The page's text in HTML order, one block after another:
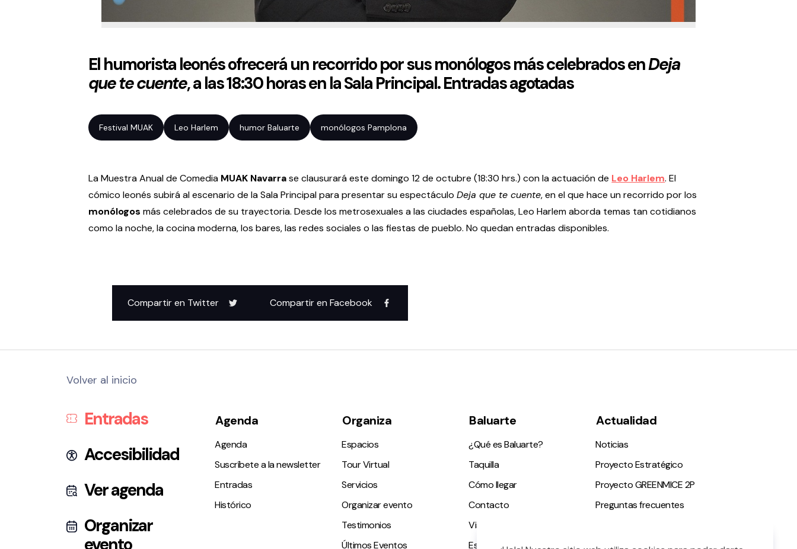
El humorista leonés ofrecerá un recorrido por sus monólogos más celebrados enDeja
que te cuente, a las 18:30 horas en la Sala Principal. Entradas agotadas
Festival MUAK Leo Harlem humor Baluarte monólogos Pamplona
La Muestra Anual de Comedia MUAK Navarrase clausurará este domingo 12 de octubre (18:30 hrs.) con la actuación de Leo Harlem. El
cómico leonés subirá al escenario de la Sala Principal para presentar su espectáculoDeja que te cuente, en el que hace un recorrido por los
monólogosmás celebrados de su trayectoria. Desde los metrosexuales a las ciudades españolas, Leo Harlem aborda temas tan cotidianos
como la noche, la cocina moderna, los bares, las redes sociales o las fiestas de pueblo. No quedan entradas disponibles.
Compartir en Twitter Compartir en Facebook
Volver al inicio
Entradas
Accesibilidad
Ver agenda
Organizar
Agenda
Agenda
Suscríbete a la newsletter
Entradas
Histórico
Organiza
Espacios
Tour Virtual
Servicios
Organizar evento
Testimonios
Últimos Eventos
Baluarte
¿Qué es Baluarte?
Taquilla
Cómo llegar
Contacto
Visitas guiadas
Espacio accesible
Actualidad
Noticias
Proyecto Estratégico
Proyecto GREENMICE 2P
Preguntas frecuentes